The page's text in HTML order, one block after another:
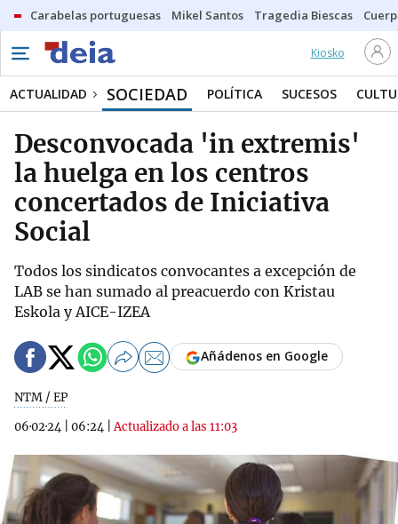
Carabelas portuguesas Mikel Santos Tragedia Biescas
Kiosko
ACTUALIDAD SOCIEDAD POLÍTICA SUCESOS
Desconvocada 'in extremis'
la huelga en los centros
concertados de Iniciativa
Social
Todos los sindicatos convocantes a excepción de
LAB se han sumado al preacuerdo con Kristau
Eskola y AICE-IZEA
NTM / EP
06·02·24
06:24 |Actualizado a las 11:03
Añádenos en Google